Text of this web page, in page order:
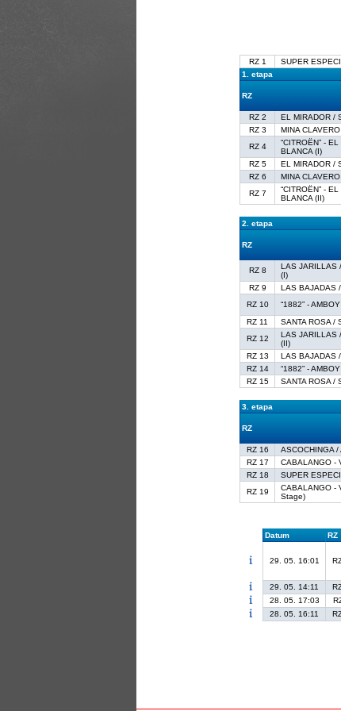
RZ 1 SUPER
1. etapa
RZ
RZ 2
EL MIRADOR /
RZ 3
MINA
RZ 4
“CITROËN” -
BLANCA (I)
RZ 5
EL MIRADOR /
RZ 6
MINA
RZ 7
“CITROËN” -
BLANCA (II)
2. etapa
RZ
RZ 8
LAS JARILLAS
(I)
RZ 9
LAS BAJADAS
RZ 10
“1882” -
RZ 11
SANTA ROSA /
RZ 12
LAS JARILLAS
(II)
RZ 13
LAS BAJADAS
RZ 14
“1882” -
RZ 15
SANTA ROSA /
3. etapa
RZ
RZ 16
ASCOCHINGA /
RZ 17
CABALANGO -
RZ 18
SUPER
RZ 19
CABALANGO -
Stage)
Datum RZ
29. 05. 16:01
29. 05. 14:11
28. 05. 17:03
28. 05. 16:11